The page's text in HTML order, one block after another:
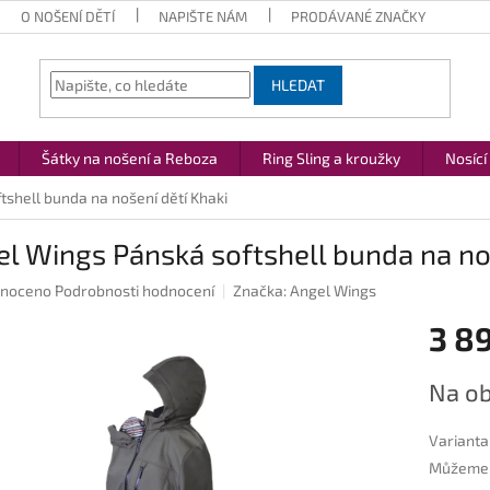
O NOŠENÍ DĚTÍ NAPIŠTE NÁM PRODÁVANÉ ZNAČKY
HLEDAT
Šátky na nošení a Reboza Ring Sling a kroužky
bunda na nošení dětí Khaki
Wings Pánská softshell bunda na
Podrobnosti hodnocení Značka:Angel Wings
3
cena:
Na
Varianta